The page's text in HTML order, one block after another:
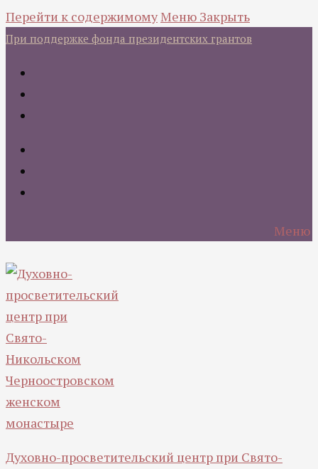
Перейти к содержимомуМеню Закрыть
При поддержке фонда президентских грантов
Меню
Духовно-просветительский центр при Свято-